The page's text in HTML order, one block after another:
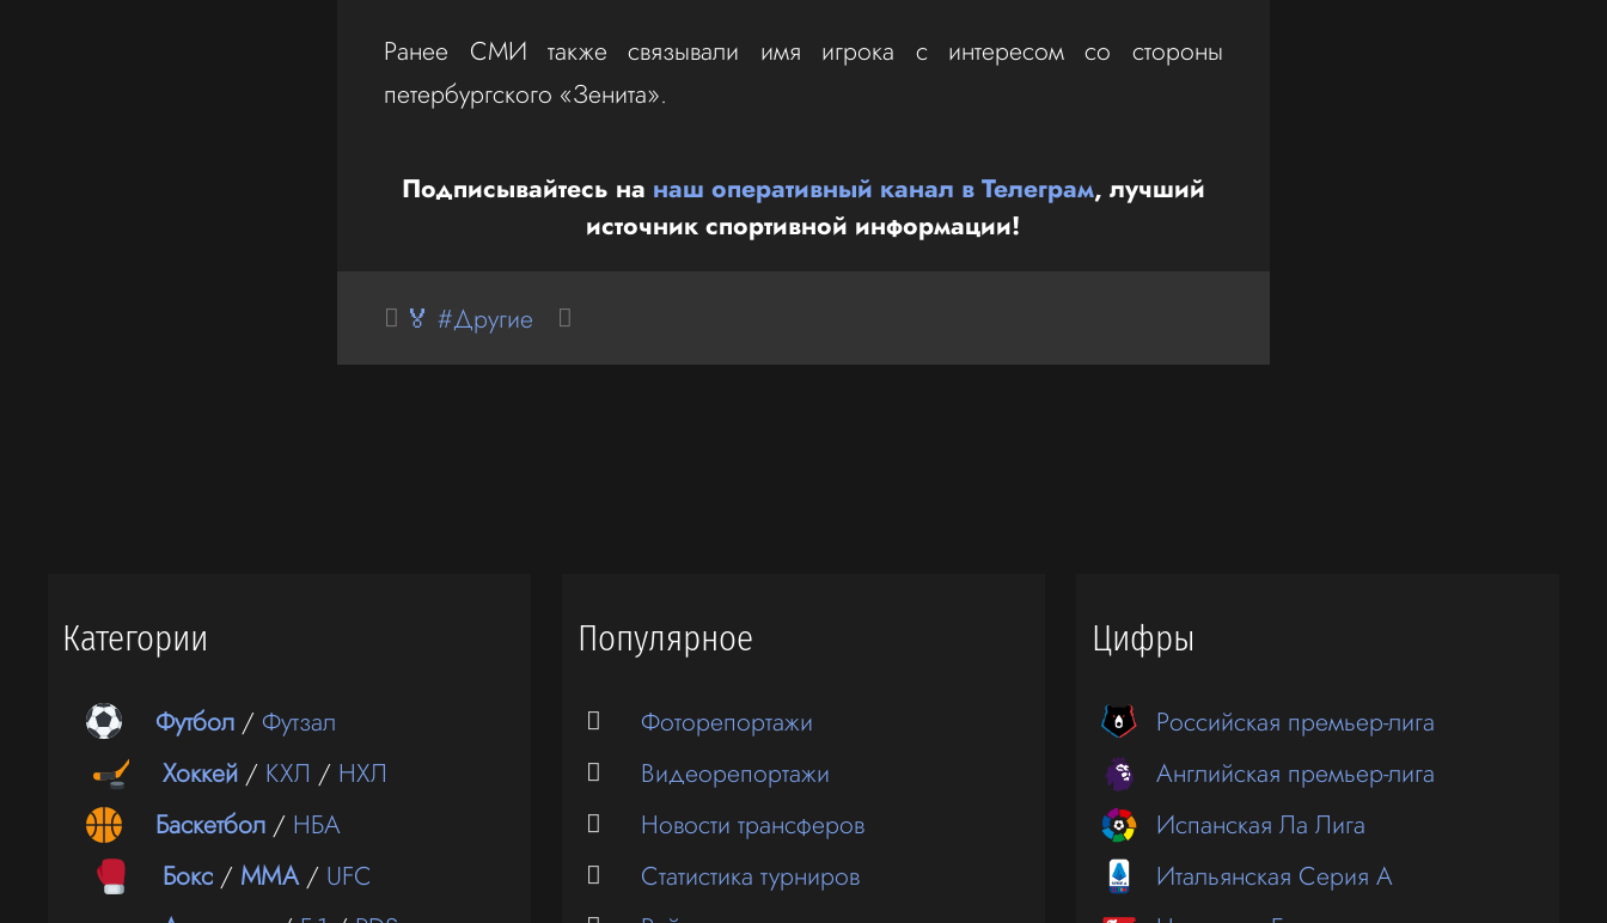
Ранее СМИ также связывали имя игрока с интересом со стороны
петербургского «Зенита».
Подписывайтесь на наш оперативный канал в Телеграм, лучший
источник спортивной информации!
🏅 #Другие
Категории
Футбол /Футзал
Хоккей / КХЛ / НХЛ
Баскетбол / НБА
Бокс / ММА/ UFC
Популярное
Фоторепортажи
Видеорепортажи
Новости трансферов
Статистика турниров
Цифры
Российская премьер-лига
Английская премьер-лига
Испанская Ла Лига
Итальянская Серия А